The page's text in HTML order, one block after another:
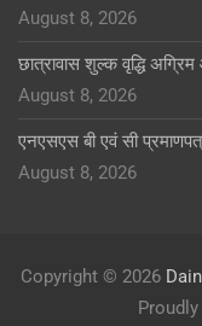
August 8, 2026
छात्रावास शुल्क वृद्धि
August 8, 2026
एनएसएस बी एवं सी
August 8, 2026
Copyright © 2026